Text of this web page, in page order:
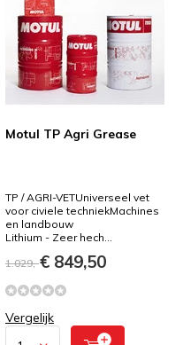
Motul TP Agri Grease
TP / AGRI-VETUniverseel vet
voor civiele techniekMachines
en landbouw
Lithium - Zeer hech...
1.029,-€ 849,50
Vergelijk